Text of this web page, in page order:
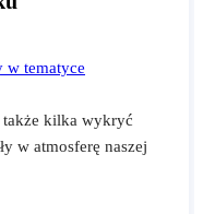
w tematyce
także kilka wykryć
w atmosferę naszej